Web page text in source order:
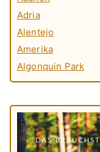
Adria
Alentejo
Amerika
Algonquin Park